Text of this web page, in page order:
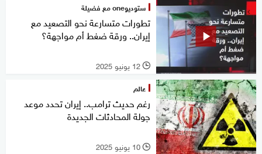
ستوديوone مع فضيلة
تطورات متسارعة نحو التصعيد مع
إيران.. ورقة ضغط أم مواجهة؟
l 12 يونيو 2025
عالم
رغم حديث ترامب.. إيران تحدد موعد
جولة المحادثات الجديدة
l 10 يونيو 2025